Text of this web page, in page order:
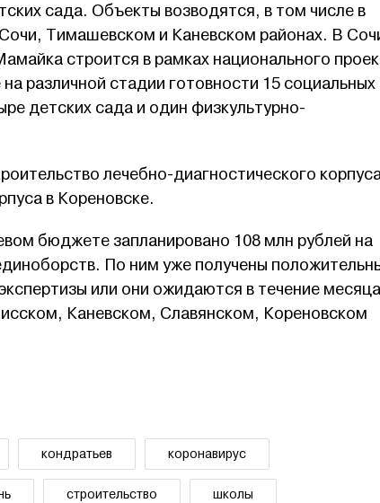
сада. Объекты возводятся, в том числе в
Тимашевском и Каневском районах. В
строится в рамках национального
различной стадии готовности 15 социальных
детских сада и один физкультурно-
лечебно-диагностического
в Кореновске.
бюджете запланировано 108 млн рублей на
По ним уже получены
или они ожидаются в течение
Каневском, Славянском, Кореновском
кондратьев коронавирус
строительство школы